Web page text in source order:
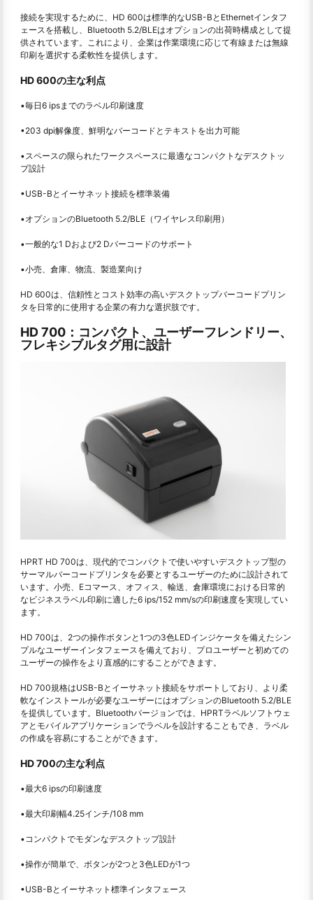
接続を実現するために、HD 600は標準的なUSB-BとEthernetインタフ
ェースを搭載し、Bluetooth 5.2/BLEはオプションの出荷時構成として提
供されています。これにより、企業は作業環境に応じて有線または無線
印刷を選択する柔軟性を提供します。
HD 600の主な利点
•毎日6 ipsまでのラベル印刷速度
•203 dpi解像度、鮮明なバーコードとテキストを出力可能
•スペースの限られたワークスペースに最適なコンパクトなデスクトッ
プ設計
•USB-Bとイーサネット接続を標準装備
•オプションのBluetooth 5.2/BLE（ワイヤレス印刷用）
•一般的な1 Dおよび2 Dバーコードのサポート
•小売、倉庫、物流、製造業向け
HD 600は、信頼性とコスト効率の高いデスクトップバーコードプリン
タを日常的に使用する企業の有力な選択肢です。
HD 700：コンパクト、ユーザーフレンドリー、
フレキシブルタグ用に設計
HPRT HD 700は、現代的でコンパクトで使いやすいデスクトップ型の
サーマルバーコードプリンタを必要とするユーザーのために設計されて
います。小売、Eコマース、オフィス、輸送、倉庫環境における日常的
なビジネスラベル印刷に適した6 ips/152 mm/sの印刷速度を実現してい
ます。
HD 700は、2つの操作ボタンと1つの3色LEDインジケータを備えたシン
プルなユーザーインタフェースを備えており、プロユーザーと初めての
ユーザーの操作をより直感的にすることができます。
HD 700規格はUSB-Bとイーサネット接続をサポートしており、より柔
軟なインストールが必要なユーザーにはオプションのBluetooth 5.2/BLE
を提供しています。Bluetoothバージョンでは、HPRTラベルソフトウェ
アとモバイルアプリケーションでラベルを設計することもでき、ラベル
の作成を容易にすることができます。
HD 700の主な利点
•最大6 ipsの印刷速度
•最大印刷幅4.25インチ/108 mm
•コンパクトでモダンなデスクトップ設計
•操作が簡単で、ボタンが2つと3色LEDが1つ
•USB-Bとイーサネット標準インタフェース